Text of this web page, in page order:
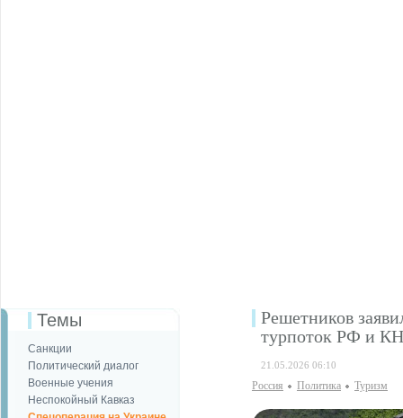
Темы
Санкции
Политический диалог
Военные учения
Неспокойный Кавказ
Решетников
турпоток РФ и
21.05.2026 06:10
Россия Политика Туризм